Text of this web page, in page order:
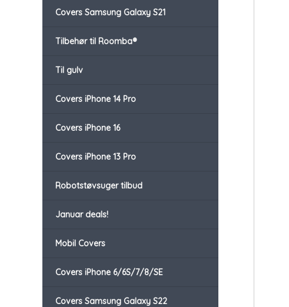
Covers Samsung Galaxy S21
Tilbehør til Roomba®
Til gulv
Covers iPhone 14 Pro
Covers iPhone 16
Covers iPhone 13 Pro
Robotstøvsuger tilbud
Januar deals!
Mobil Covers
Covers iPhone 6/6S/7/8/SE
Covers Samsung Galaxy S22